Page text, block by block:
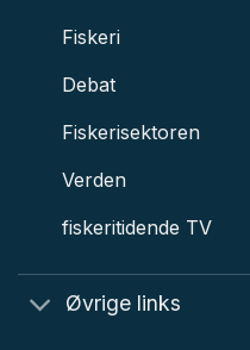
Fiskeri
Debat
Fiskerisektoren
Verden
fiskeritidende TV
Øvrige links